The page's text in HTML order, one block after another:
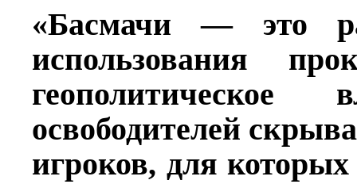
«Басмачи — это
использования
освободителей
игроков, для